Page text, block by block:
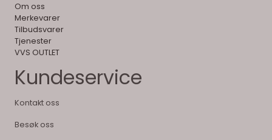
Om oss
Merkevarer
Tilbudsvarer
Tjenester
VVS OUTLET
Kundeservice
Kontakt oss
Besøk oss